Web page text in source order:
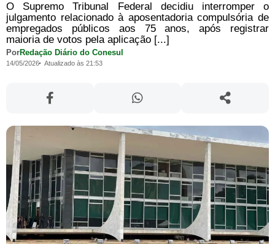
O Supremo Tribunal Federal decidiu interromper o
julgamento relacionado à aposentadoria compulsória de
empregados públicos aos 75 anos, após registrar
maioria de votos pela aplicação [...]
PorRedação Diário do Conesul
14/05/2026 Atualizado às 21:53